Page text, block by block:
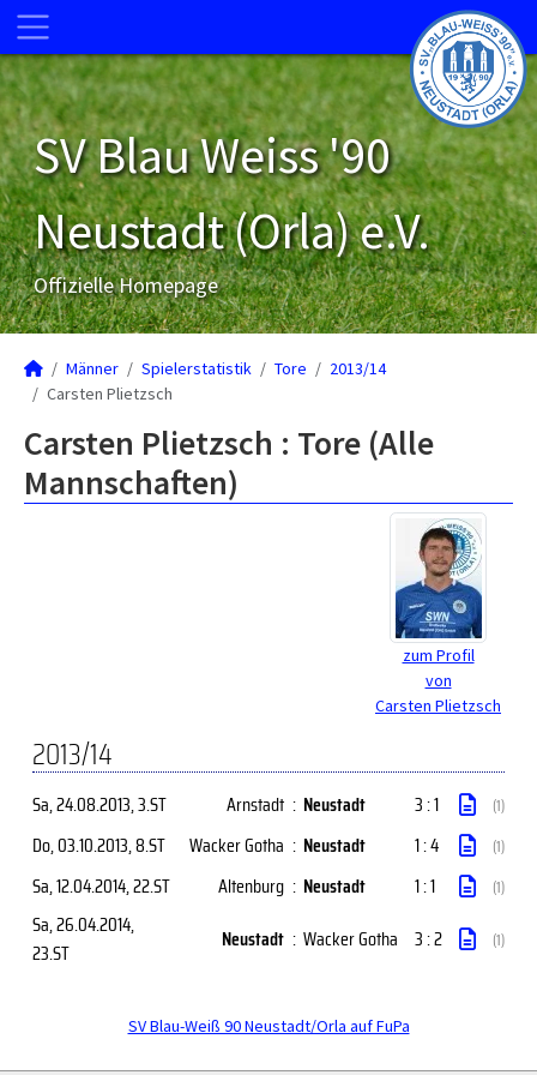
SV Blau Weiss '90
Neustadt (Orla) e.V.
Offizielle Homepage
Männer Spielerstatistik Tore
2013/14
Carsten Plietzsch
Carsten Plietzsch : Tore (Alle
Mannschaften)
zum Profil
von
Carsten Plietzsch
2013/14
Sa, 24.08.2013, 3.ST Arnstadt : Neustadt 3 : 1 (1)
Do, 03.10.2013, 8.ST Wacker Gotha : Neustadt 1 : 4 (1)
Sa, 12.04.2014, 22.ST Altenburg : Neustadt 1 : 1 (1)
Sa, 26.04.2014,
23.ST
Neustadt : Wacker Gotha 3 : 2 (1)
SV Blau-Weiß 90 Neustadt/Orla auf FuPa